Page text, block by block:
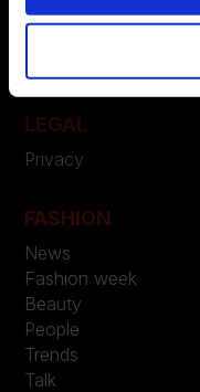
LEGAL
Privacy
FASHION
News
Fashion week
Beauty
People
Trends
Talk